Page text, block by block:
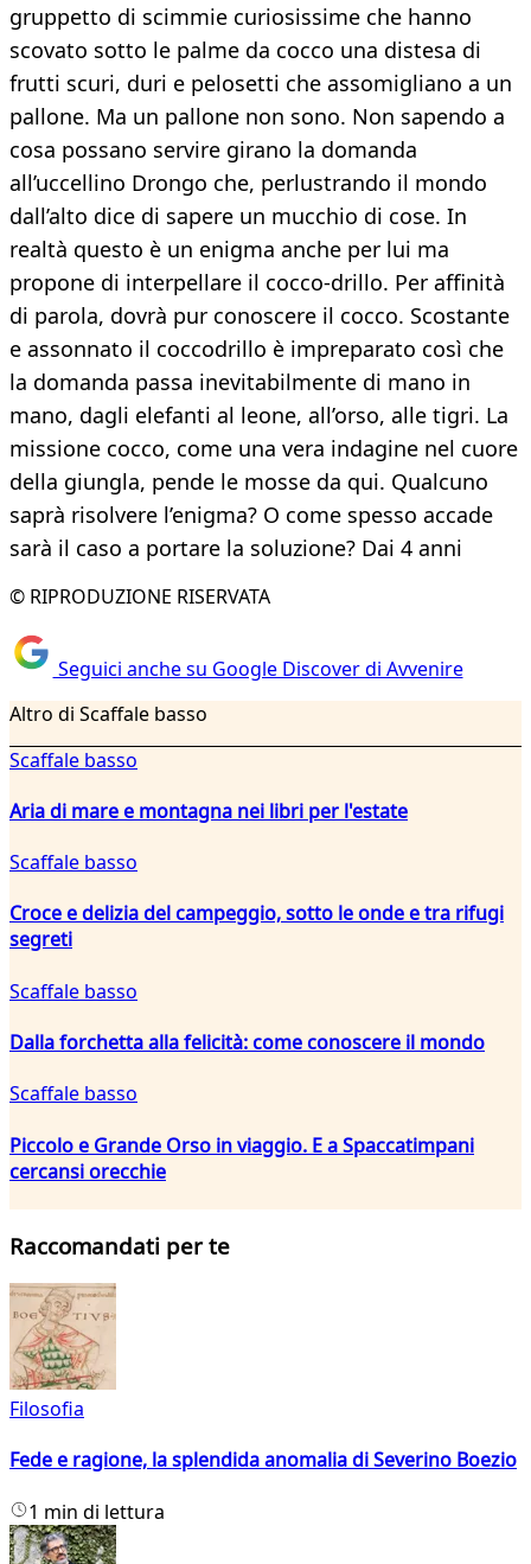
gruppetto di scimmie curiosissime che hanno
scovato sotto le palme da cocco una distesa di
frutti scuri, duri e pelosetti che assomigliano a un
pallone. Ma un pallone non sono. Non sapendo a
cosa possano servire girano la domanda
all’uccellino Drongo che, perlustrando il mondo
dall’alto dice di sapere un mucchio di cose. In
realtà questo è un enigma anche per lui ma
propone di interpellare il cocco-drillo. Per affinità
di parola, dovrà pur conoscere il cocco. Scostante
e assonnato il coccodrillo è impreparato così che
la domanda passa inevitabilmente di mano in
mano, dagli elefanti al leone, all’orso, alle tigri. La
missione cocco, come una vera indagine nel cuore
della giungla, pende le mosse da qui. Qualcuno
saprà risolvere l’enigma? O come spesso accade
sarà il caso a portare la soluzione? Dai 4 anni
© RIPRODUZIONE RISERVATA
Seguici anche su Google Discover di Avvenire
Altro di Scaffale basso
Scaffale basso
Aria di mare e montagna nei libri per l'estate
Scaffale basso
Croce e delizia del campeggio, sotto le onde e tra rifugi
segreti
Scaffale basso
Dalla forchetta alla felicità: come conoscere il mondo
Scaffale basso
Piccolo e Grande Orso in viaggio. E a Spaccatimpani
cercansi orecchie
Raccomandati per te
Filosofia
Fede e ragione, la splendida anomalia di Severino Boezio
1 min di lettura